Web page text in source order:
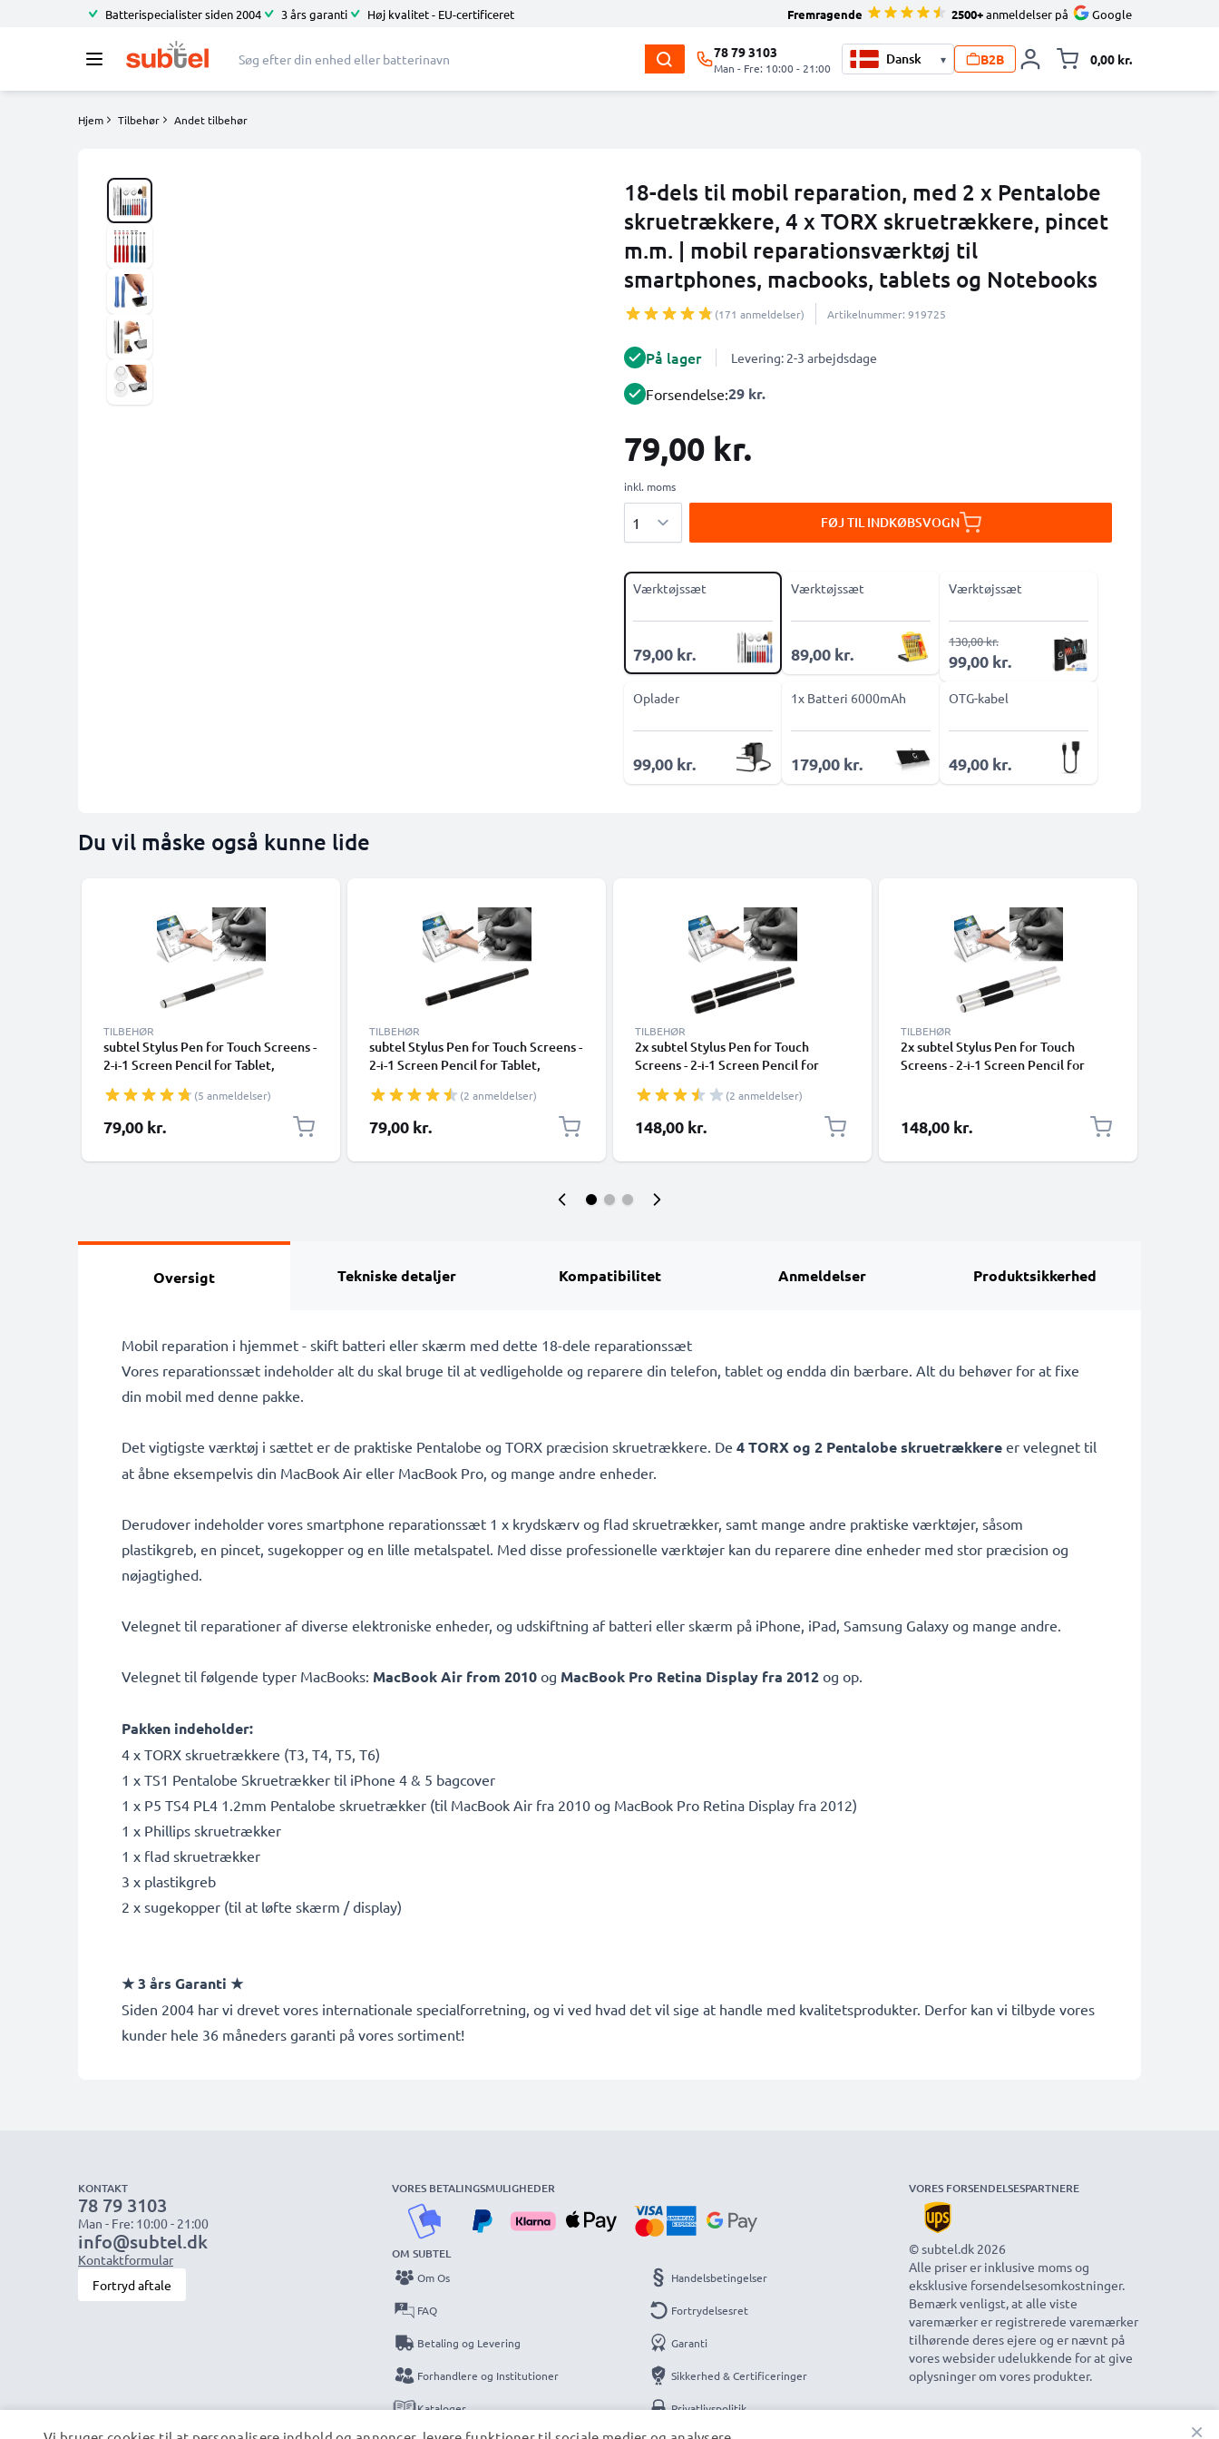
Batterispecialister siden 2004 3 års garanti Høj kvalitet - EU-certificeret Fremragende 2500+anmeldelser på Google
78 79 3103
Man - Fre: 10:00 - 21:00
▾ B2B 0,00 kr.
Hjem Tilbehør Andet tilbehør
18-dels til mobil reparation, med 2 x Pentalobe
skruetrækkere, 4 x TORX skruetrækkere, pincet
m.m. | mobil reparationsværktøj til
smartphones, macbooks, tablets og Notebooks
(171 anmeldelser) Artikelnummer: 919725
På lager Levering: 2-3 arbejdsdage
Forsendelse:29 kr.
79,00 kr.
inkl. moms
FØJ TIL INDKØBSVOGN
Værktøjssæt
79,00 kr.
Værktøjssæt
89,00 kr.
Værktøjssæt
99,00 kr.
130,00 kr.
Oplader
99,00 kr.
1x Batteri 6000mAh
179,00 kr.
OTG-kabel
49,00 kr.
Du vil måske også kunne lide
TILBEHØR
subtel Stylus Pen for Touch Screens -
2-i-1 Screen Pencil for Tablet,
kapacitive spidser / Nibs for iPad,
iPhone, Samsung, Kindle Fire - Sølv
(5 anmeldelser)
79,00 kr.
TILBEHØR
subtel Stylus Pen for Touch Screens -
2-i-1 Screen Pencil for Tablet,
kapacitive spidser / Nibs for iPad,
iPhone, Samsung, Kindle Fire - Sølv
(2 anmeldelser)
79,00 kr.
TILBEHØR
2x subtel Stylus Pen for Touch
Screens - 2-i-1 Screen Pencil for
Touchscreen med kapacitive spidser
/ Nibs for iPad, iPhone, Samsung,
Kindle Fire - Sølv
(2 anmeldelser)
148,00 kr.
TILBEHØR
2x subtel Stylus Pen for Touch
Screens - 2-i-1 Screen Pencil for
/ Nibs for iPad, iPhone, Samsung,
Kindle Fire - Sølv
148,00 kr.
Oversigt Tekniske detaljer Kompatibilitet Anmeldelser Produktsikkerhed
Mobil reparation i hjemmet - skift batteri eller skærm med dette 18-dele reparationssæt
Vores reparationssæt indeholder alt du skal bruge til at vedligeholde og reparere din telefon, tablet og endda din bærbare. Alt du behøver for at fixe
din mobil med denne pakke.
Det vigtigste værktøj i sættet er de praktiske Pentalobe og TORX præcision skruetrækkere. De 4 TORX og 2 Pentalobe skruetrækkere er velegnet til
at åbne eksempelvis din MacBook Air eller MacBook Pro, og mange andre enheder.
Derudover indeholder vores smartphone reparationssæt 1 x krydskærv og flad skruetrækker, samt mange andre praktiske værktøjer, såsom
plastikgreb, en pincet, sugekopper og en lille metalspatel. Med disse professionelle værktøjer kan du reparere dine enheder med stor præcision og
nøjagtighed.
Velegnet til reparationer af diverse elektroniske enheder, og udskiftning af batteri eller skærm på iPhone, iPad, Samsung Galaxy og mange andre.
Velegnet til følgende typer MacBooks: MacBook Air from 2010 og MacBook Pro Retina Display fra 2012 og op.
Pakken indeholder:
4 x TORX skruetrækkere (T3, T4, T5, T6)
1 x TS1 Pentalobe Skruetrækker til iPhone 4 & 5 bagcover
1 x P5 TS4 PL4 1.2mm Pentalobe skruetrækker (til MacBook Air fra 2010 og MacBook Pro Retina Display fra 2012)
1 x Phillips skruetrækker
1 x flad skruetrækker
3 x plastikgreb
2 x sugekopper (til at løfte skærm / display)
★ 3 års Garanti ★
Siden 2004 har vi drevet vores internationale specialforretning, og vi ved hvad det vil sige at handle med kvalitetsprodukter. Derfor kan vi tilbyde vores
kunder hele 36 måneders garanti på vores sortiment!
KONTAKT
78 79 3103
Man - Fre: 10:00 - 21:00
info@subtel.dk
Kontaktformular
Fortryd aftale
VORES BETALINGSMULIGHEDER
OM SUBTEL
Om Os
FAQ
Betaling og Levering
Forhandlere og Institutioner
Kataloger
Handelsbetingelser
Fortrydelsesret
Garanti
Sikkerhed & Certificeringer
Privatlivspolitik
VORES FORSENDELSESPARTNERE
© subtel.dk 2026
Alle priser er inklusive moms og
eksklusive forsendelsesomkostninger.
Bemærk venligst, at alle viste
varemærker er registrerede varemærker
tilhørende deres ejere og er nævnt på
vores websider udelukkende for at give
oplysninger om vores produkter.
×